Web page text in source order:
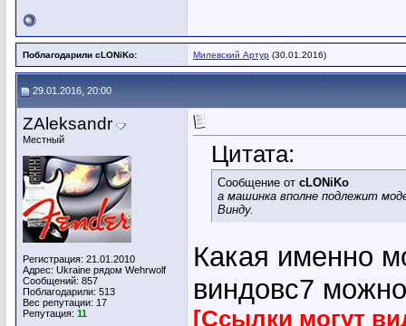
Поблагодарили cLONiKo: Милевский Артур (30.01.2016)
29.01.2016, 20:00
ZAleksandr
Местный
Регистрация: 21.01.2010
Адрес: Ukraine рядом Wehrwolf
Сообщений: 857
Поблагодарили: 513
Вес репутации: 17
Репутация: 11
Цитата:
Сообщение от cLONiKo
а машинка вполне подлежит
Винду.
Какая именно
виндовс7
[Ссылки могут